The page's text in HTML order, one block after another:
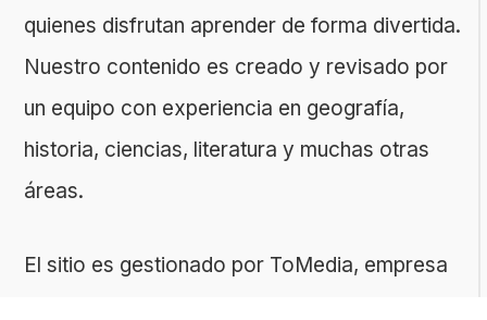
quienes disfrutan aprender de forma divertida.
Nuestro contenido es creado y revisado por
un equipo con experiencia en geografía,
historia, ciencias, literatura y muchas otras
áreas.
El sitio es gestionado por ToMedia, empresa